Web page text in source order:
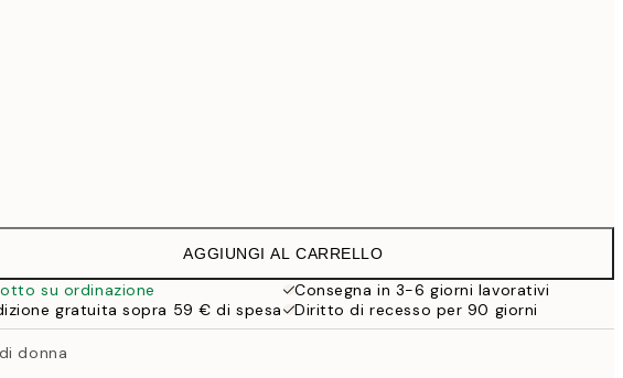
AGGIUNGI AL CARRELLO
su ordinazione
Consegna in 3-6 giorni lavorativi
gratuita sopra 59 € di spesa
Diritto di recesso per 90 giorni
donna